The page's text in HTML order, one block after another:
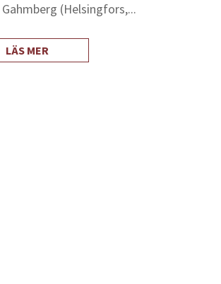
Gahmberg (Helsingfors,...
LÄS MER